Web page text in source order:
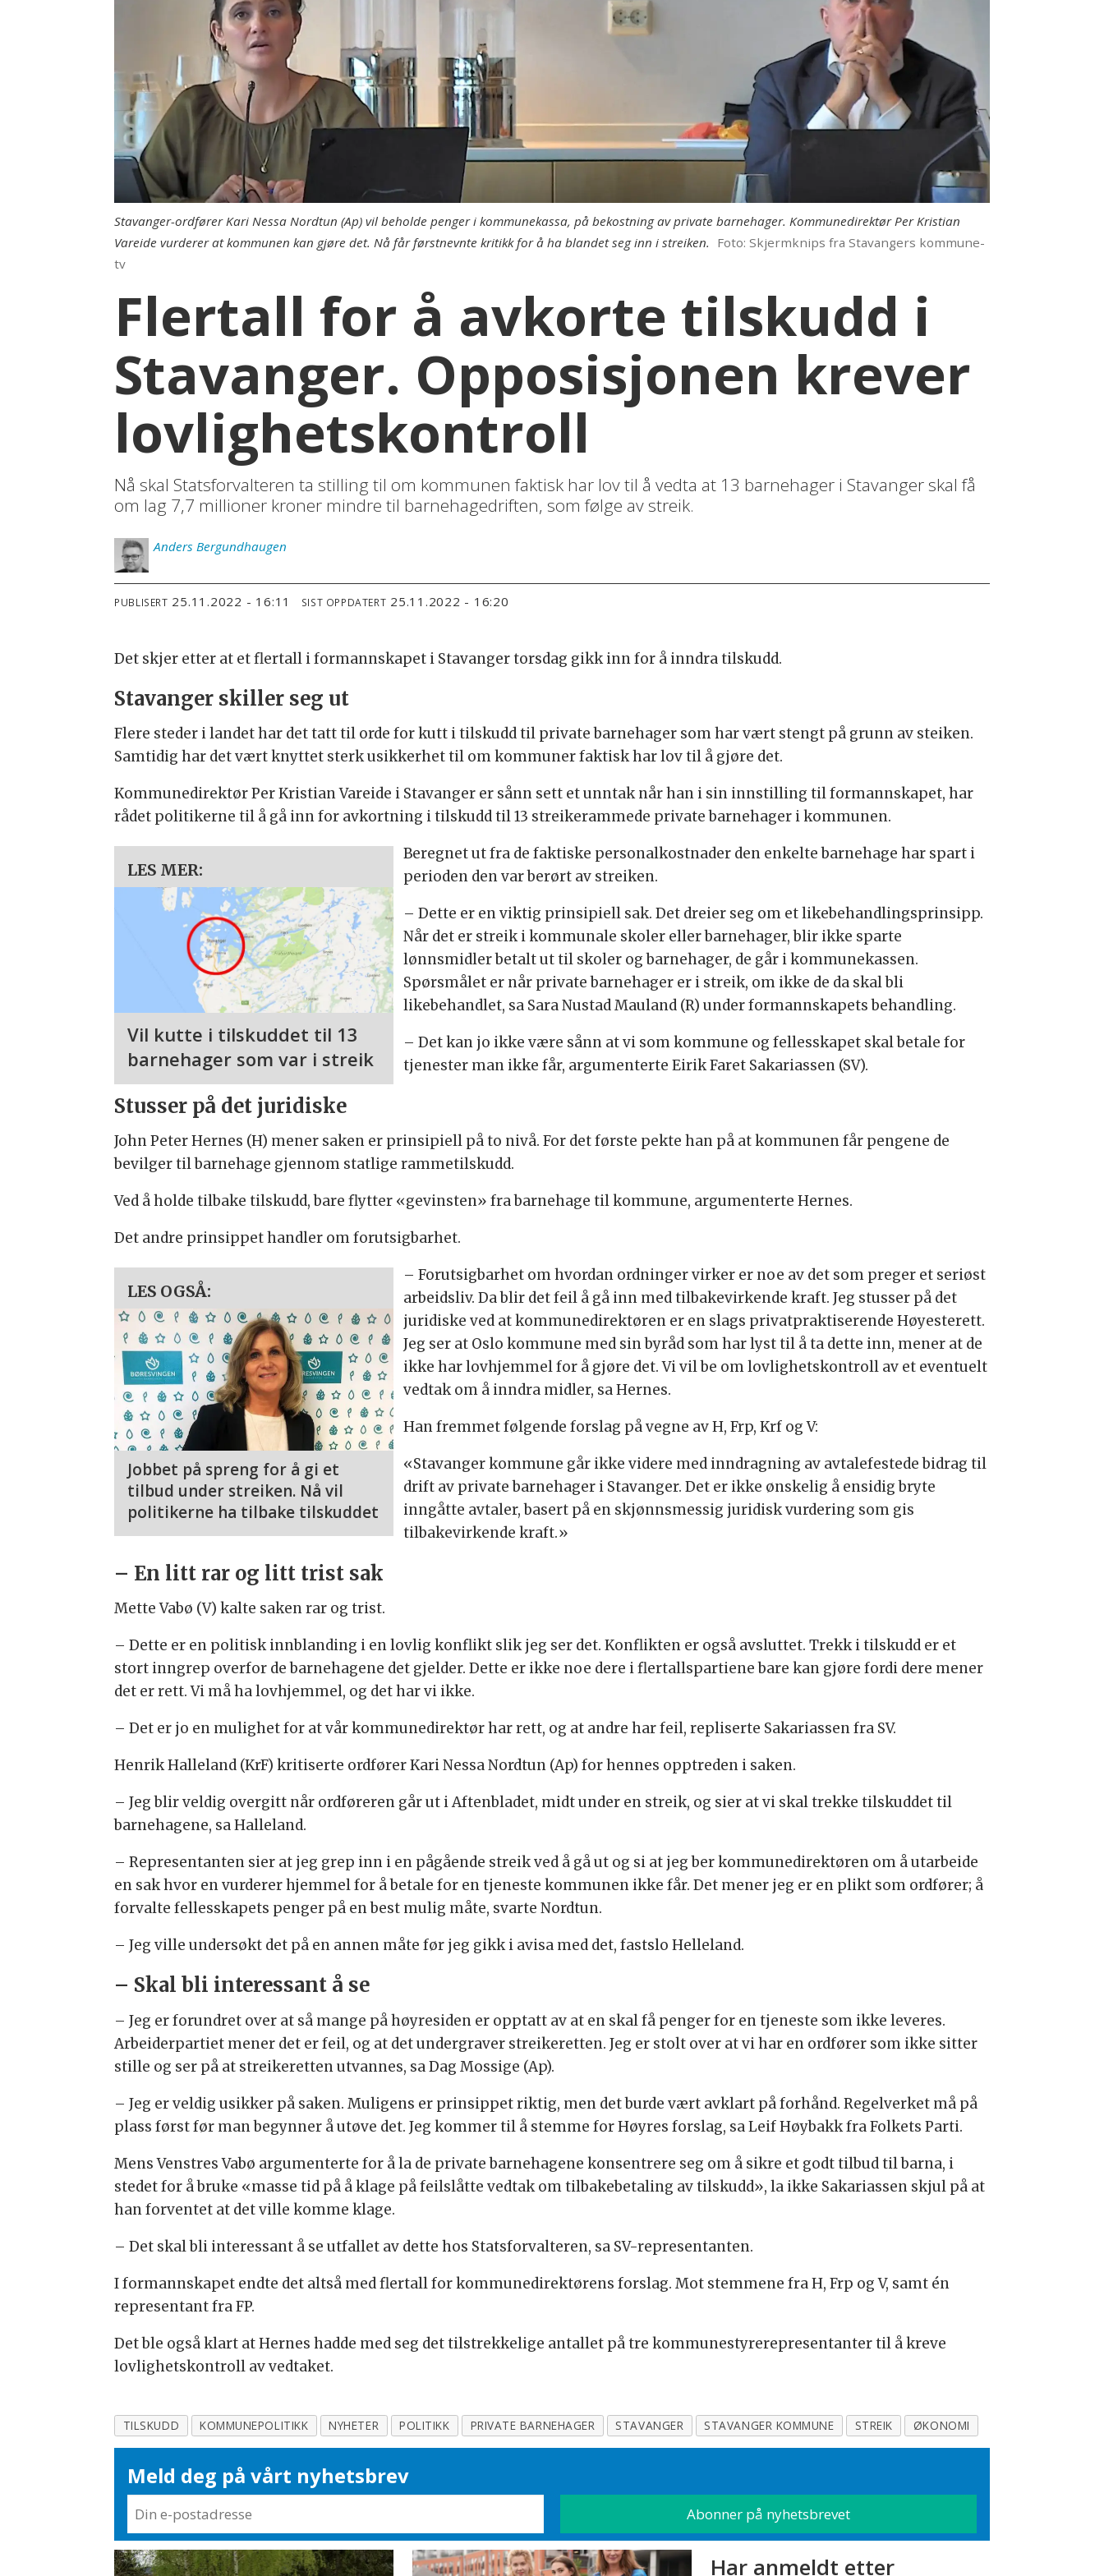
Stavanger-ordfører Kari Nessa Nordtun (Ap) vil beholde penger i kommunekassa, på bekostning av private barnehager. Kommunedirektør Per Kristian
Vareide vurderer at kommunen kan gjøre det. Nå får førstnevnte kritikk for å ha blandet seg inn i streiken. Foto: Skjermknips fra Stavangers kommune-
tv
Flertall for å avkorte tilskudd i
Stavanger. Opposisjonen krever
lovlighetskontroll
Nå skal Statsforvalteren ta stilling til om kommunen faktisk har lov til å vedta at 13 barnehager i Stavanger skal få
om lag 7,7 millioner kroner mindre til barnehagedriften, som følge av streik.
Anders Bergundhaugen
PUBLISERT 25.11.2022 - 16:11 SIST OPPDATERT 25.11.2022 - 16:20
Det skjer etter at et flertall i formannskapet i Stavanger torsdag gikk inn for å inndra tilskudd.
Stavanger skiller seg ut
Flere steder i landet har det tatt til orde for kutt i tilskudd til private barnehager som har vært stengt på grunn av steiken.
Samtidig har det vært knyttet sterk usikkerhet til om kommuner faktisk har lov til å gjøre det.
Kommunedirektør Per Kristian Vareide i Stavanger er sånn sett et unntak når han i sin innstilling til formannskapet, har
rådet politikerne til å gå inn for avkortning i tilskudd til 13 streikerammede private barnehager i kommunen.
LES MER:
Vil kutte i tilskuddet til 13
barnehager som var i streik
Beregnet ut fra de faktiske personalkostnader den enkelte barnehage har spart i
perioden den var berørt av streiken.
– Dette er en viktig prinsipiell sak. Det dreier seg om et likebehandlingsprinsipp.
Når det er streik i kommunale skoler eller barnehager, blir ikke sparte
lønnsmidler betalt ut til skoler og barnehager, de går i kommunekassen.
Spørsmålet er når private barnehager er i streik, om ikke de da skal bli
likebehandlet, sa Sara Nustad Mauland (R) under formannskapets behandling.
– Det kan jo ikke være sånn at vi som kommune og fellesskapet skal betale for
tjenester man ikke får, argumenterte Eirik Faret Sakariassen (SV).
Stusser på det juridiske
John Peter Hernes (H) mener saken er prinsipiell på to nivå. For det første pekte han på at kommunen får pengene de
bevilger til barnehage gjennom statlige rammetilskudd.
Ved å holde tilbake tilskudd, bare flytter «gevinsten» fra barnehage til kommune, argumenterte Hernes.
Det andre prinsippet handler om forutsigbarhet.
LES OGSÅ:
Jobbet på spreng for å gi et
tilbud under streiken. Nå vil
politikerne ha tilbake tilskuddet
– Forutsigbarhet om hvordan ordninger virker er noe av det som preger et seriøst
arbeidsliv. Da blir det feil å gå inn med tilbakevirkende kraft. Jeg stusser på det
juridiske ved at kommunedirektøren er en slags privatpraktiserende Høyesterett.
Jeg ser at Oslo kommune med sin byråd som har lyst til å ta dette inn, mener at de
ikke har lovhjemmel for å gjøre det. Vi vil be om lovlighetskontroll av et eventuelt
vedtak om å inndra midler, sa Hernes.
Han fremmet følgende forslag på vegne av H, Frp, Krf og V:
«Stavanger kommune går ikke videre med inndragning av avtalefestede bidrag til
drift av private barnehager i Stavanger. Det er ikke ønskelig å ensidig bryte
inngåtte avtaler, basert på en skjønnsmessig juridisk vurdering som gis
tilbakevirkende kraft.»
– En litt rar og litt trist sak
Mette Vabø (V) kalte saken rar og trist.
– Dette er en politisk innblanding i en lovlig konflikt slik jeg ser det. Konflikten er også avsluttet. Trekk i tilskudd er et
stort inngrep overfor de barnehagene det gjelder. Dette er ikke noe dere i flertallspartiene bare kan gjøre fordi dere mener
det er rett. Vi må ha lovhjemmel, og det har vi ikke.
– Det er jo en mulighet for at vår kommunedirektør har rett, og at andre har feil, repliserte Sakariassen fra SV.
Henrik Halleland (KrF) kritiserte ordfører Kari Nessa Nordtun (Ap) for hennes opptreden i saken.
– Jeg blir veldig overgitt når ordføreren går ut i Aftenbladet, midt under en streik, og sier at vi skal trekke tilskuddet til
barnehagene, sa Halleland.
– Representanten sier at jeg grep inn i en pågående streik ved å gå ut og si at jeg ber kommunedirektøren om å utarbeide
en sak hvor en vurderer hjemmel for å betale for en tjeneste kommunen ikke får. Det mener jeg er en plikt som ordfører; å
forvalte fellesskapets penger på en best mulig måte, svarte Nordtun.
– Jeg ville undersøkt det på en annen måte før jeg gikk i avisa med det, fastslo Helleland.
– Skal bli interessant å se
– Jeg er forundret over at så mange på høyresiden er opptatt av at en skal få penger for en tjeneste som ikke leveres.
Arbeiderpartiet mener det er feil, og at det undergraver streikeretten. Jeg er stolt over at vi har en ordfører som ikke sitter
stille og ser på at streikeretten utvannes, sa Dag Mossige (Ap).
– Jeg er veldig usikker på saken. Muligens er prinsippet riktig, men det burde vært avklart på forhånd. Regelverket må på
plass først før man begynner å utøve det. Jeg kommer til å stemme for Høyres forslag, sa Leif Høybakk fra Folkets Parti.
Mens Venstres Vabø argumenterte for å la de private barnehagene konsentrere seg om å sikre et godt tilbud til barna, i
stedet for å bruke «masse tid på å klage på feilslåtte vedtak om tilbakebetaling av tilskudd», la ikke Sakariassen skjul på at
han forventet at det ville komme klage.
– Det skal bli interessant å se utfallet av dette hos Statsforvalteren, sa SV-representanten.
I formannskapet endte det altså med flertall for kommunedirektørens forslag. Mot stemmene fra H, Frp og V, samt én
representant fra FP.
Det ble også klart at Hernes hadde med seg det tilstrekkelige antallet på tre kommunestyrerepresentanter til å kreve
lovlighetskontroll av vedtaket.
TILSKUDD KOMMUNEPOLITIKK NYHETER POLITIKK PRIVATE BARNEHAGER STAVANGER STAVANGER KOMMUNE STREIK ØKONOMI
Meld deg på vårt nyhetsbrev
Har anmeldt etter